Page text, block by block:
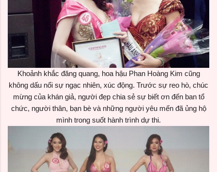
Khoảnh khắc đăng quang, hoa hậu Phan Hoàng Kim cũng
không dấu nổi sự ngạc nhiên, xúc động. Trước sự reo hò, chúc
mừng của khán giả, người đẹp chia sẻ sự biết ơn đến ban tổ
chức, người thân, bạn bè và những người yêu mến đã ủng hộ
mình trong suốt hành trình dự thi.